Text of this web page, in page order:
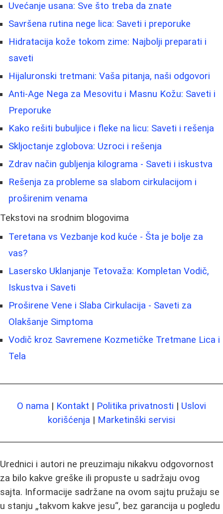
Uvećanje usana: Sve što treba da znate
Savršena rutina nege lica: Saveti i preporuke
Hidratacija kože tokom zime: Najbolji preparati i
saveti
Hijaluronski tretmani: Vaša pitanja, naši odgovori
Anti-Age Nega za Mesovitu i Masnu Kožu: Saveti i
Preporuke
Kako rešiti bubuljice i fleke na licu: Saveti i rešenja
Skljoctanje zglobova: Uzroci i rešenja
Zdrav način gubljenja kilograma - Saveti i iskustva
Rešenja za probleme sa slabom cirkulacijom i
proširenim venama
Tekstovi na srodnim blogovima
Teretana vs Vezbanje kod kuće - Šta je bolje za
vas?
Lasersko Uklanjanje Tetovaža: Kompletan Vodič,
Iskustva i Saveti
Proširene Vene i Slaba Cirkulacija - Saveti za
Olakšanje Simptoma
Vodič kroz Savremene Kozmetičke Tretmane Lica i
Tela
O nama | Kontakt | Politika privatnosti | Uslovi
korišćenja | Marketinški servisi
Urednici i autori ne preuzimaju nikakvu odgovornost
za bilo kakve greške ili propuste u sadržaju ovog
sajta. Informacije sadržane na ovom sajtu pružaju se
u stanju „takvom kakve jesu“, bez garancija u pogledu